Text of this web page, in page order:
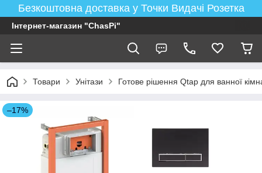
Безкоштовна доставка у Точки Видачі Розетка
Інтернет-магазин "ChasPi"
Товари Унітази Готове рішення Qtap для ванної
–17%